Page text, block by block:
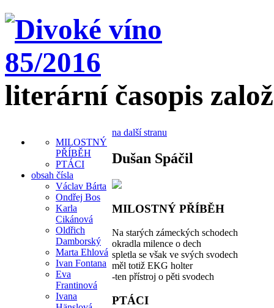
literární časopis
MILOSTNÝ
PŘÍBĚH
PTÁCI
obsah čísla
Václav Bárta
Ondřej Bos
Karla
Cikánová
Oldřich
Damborský
Marta Ehlová
Ivan Fontana
Eva
Frantinová
Ivana
na další stranu
Dušan Spáčil
MILOSTNÝ PŘÍBĚH
Na starých zámeckých schodech
okradla milence o dech
spletla se však ve svých svodech
měl totiž EKG holter
-ten přístroj o pěti svodech
PTÁCI